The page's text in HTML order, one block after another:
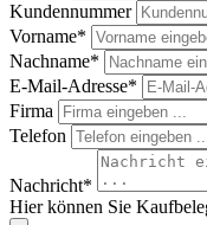
Kundennummer
Vorname*
Nachname*
E-Mail-Adresse*
Firma
Telefon
Nachricht*
Hier können Sie